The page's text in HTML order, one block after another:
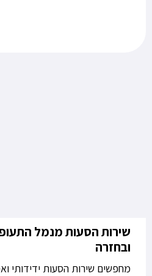
שירות הסעות מנמל
ובחזרה
מחפשים שירות הסעות ידידותי